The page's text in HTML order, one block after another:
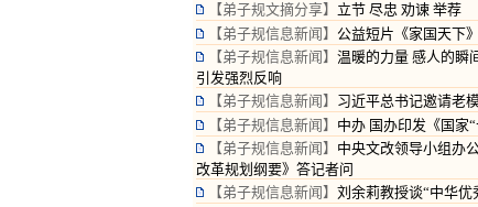
【弟子规文摘分享】 立节 尽忠 劝谏 举荐
【弟子规信息新闻】 公益短片《家国天下》
【弟子规信息新闻】 温暖的力量 感人的
引发强烈反响
【弟子规信息新闻】 习近平总书记邀请老
【弟子规信息新闻】 中办 国办印发《国家
【弟子规信息新闻】 中央文改领导小组办
改革规划纲要》答记者问
【弟子规信息新闻】 刘余莉教授谈“中华优